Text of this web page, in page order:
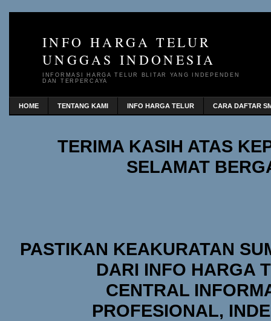
INFO HARGA TELUR
UNGGAS INDONESIA
INFORMASI HARGA TELUR BLITAR YANG INDEPENDEN
DAN TERPERCAYA
HOME TENTANG KAMI INFO HARGA TELUR CARA DAFTAR
TERIMA KASIH ATAS
SELAMAT
PASTIKAN KEAKURATAN
DARI INFO HARGA
CENTRAL
PROFESIONAL,